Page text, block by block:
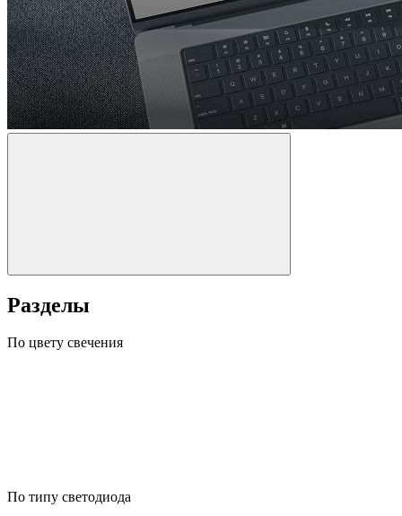
Разделы
По цвету свечения
По типу светодиода